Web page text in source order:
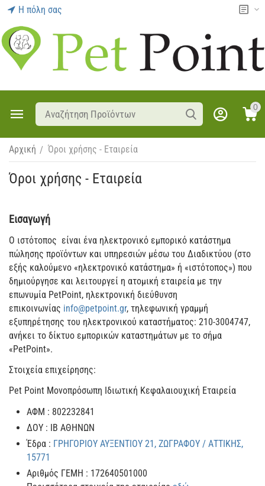
Η πόλη σας
0
Αρχική / Όροι χρήσης - Εταιρεία
Όροι χρήσης - Εταιρεία
Εισαγωγή
O ιστότοπος είναι ένα ηλεκτρονικό εμπορικό κατάστημα
πώλησης προϊόντων και υπηρεσιών μέσω του Διαδικτύου (στο
εξής καλούμενο «ηλεκτρονικό κατάστημα» ή «ιστότοπος») που
δημιούργησε και λειτουργεί η ατομική εταιρεία με την
επωνυμία PetPoint, ηλεκτρονική διεύθυνση
επικοινωνίας info@petpoint.gr, τηλεφωνική γραμμή
εξυπηρέτησης του ηλεκτρονικού καταστήματος: 210-3004747,
ανήκει το δίκτυο εμπορικών καταστημάτων με το σήμα
«PetPoint».
Στοιχεία επιχείρησης:
Pet Point Μονοπρόσωπη Ιδιωτική Κεφαλαιουχική Εταιρεία
ΑΦΜ : 802232841
ΔΟΥ : ΙΒ ΑΘΗΝΩΝ
Έδρα : ΓΡΗΓΟΡΙΟΥ ΑΥΞΕΝΤΙΟΥ 21, ΖΩΓΡΑΦΟΥ / ΑΤΤΙΚΗΣ,
15771
Αριθμός ΓΕΜΗ : 172640501000